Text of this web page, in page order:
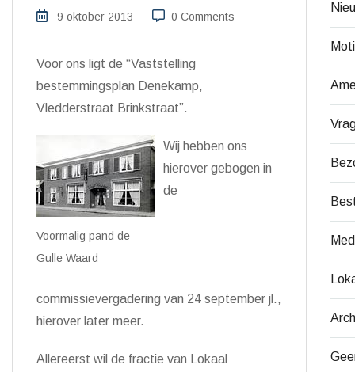
9 oktober 2013 0 Comments
Voor ons ligt de “Vaststelling
bestemmingsplan Denekamp,
Vledderstraat Brinkstraat”.
Voormalig pand de
Gulle Waard
Wij hebben ons
hierover gebogen in
de
commissievergadering van 24 september jl.,
hierover later meer.
Allereerst wil de fractie van Lokaal